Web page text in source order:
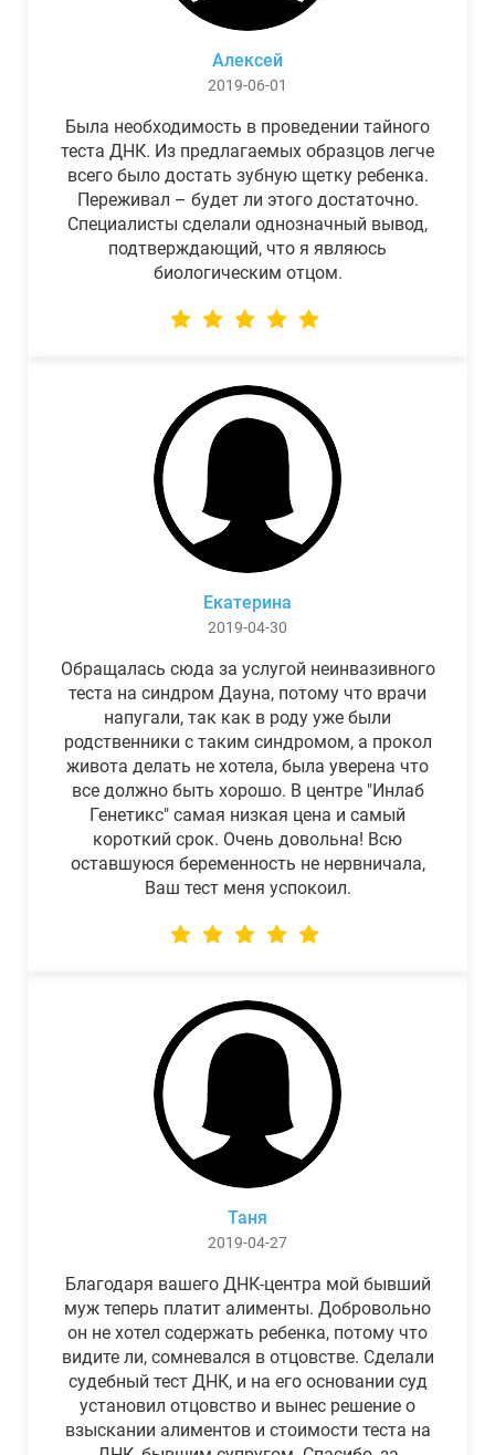
Алексей
2019-06-01
Была необходимость в проведении тайного
теста ДНК. Из предлагаемых образцов легче
всего было достать зубную щетку ребенка.
Переживал – будет ли этого достаточно.
Специалисты сделали однозначный вывод,
подтверждающий, что я являюсь
биологическим отцом.
Екатерина
2019-04-30
Обращалась сюда за услугой неинвазивного
теста на синдром Дауна, потому что врачи
напугали, так как в роду уже были
родственники с таким синдромом, а прокол
живота делать не хотела, была уверена что
все должно быть хорошо. В центре "Инлаб
Генетикс" самая низкая цена и самый
короткий срок. Очень довольна! Всю
оставшуюся беременность не нервничала,
Ваш тест меня успокоил.
Таня
2019-04-27
Благодаря вашего ДНК-центра мой бывший
муж теперь платит алименты. Добровольно
он не хотел содержать ребенка, потому что
видите ли, сомневался в отцовстве. Сделали
судебный тест ДНК, и на его основании суд
установил отцовство и вынес решение о
взыскании алиментов и стоимости теста на